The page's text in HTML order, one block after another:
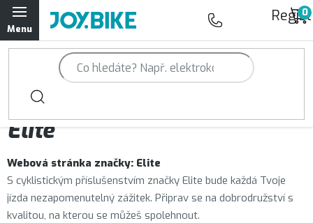
Přejít
na
obsah
Trailová kola Qayron
Horská kola Qayron
Dámská horská kola Qayron
Předváděcí kola Qayron
Rámy Qayron
Prodávané značky
Elite
Webová stránka značky: Elite
S cyklistickým příslušenstvím značky Elite bude každá Tvoje
jízda nezapomenutelný zážitek. Připrav se na dobrodružství s
kvalitou, na kterou se můžeš spolehnout.